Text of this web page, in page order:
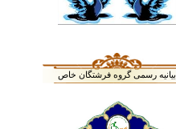
بیانیه رسمی گروه فرشتگان خاص